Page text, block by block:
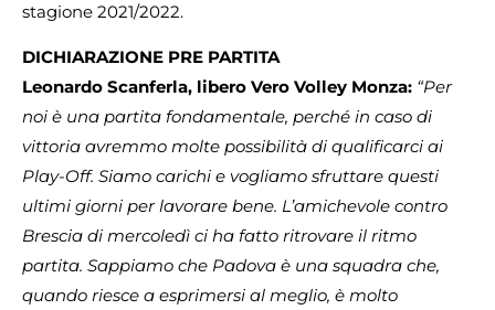
stagione 2021/2022.
DICHIARAZIONE PRE PARTITA
Leonardo Scanferla, libero Vero Volley Monza: “Per
noi è una partita fondamentale, perché in caso di
vittoria avremmo molte possibilità di qualificarci ai
Play-Off. Siamo carichi e vogliamo sfruttare questi
ultimi giorni per lavorare bene. L’amichevole contro
Brescia di mercoledì ci ha fatto ritrovare il ritmo
partita. Sappiamo che Padova è una squadra che,
quando riesce a esprimersi al meglio, è molto